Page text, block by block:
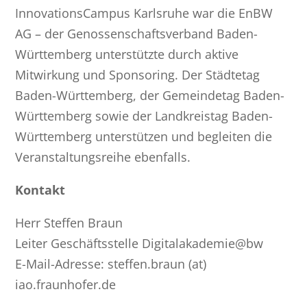
InnovationsCampus Karlsruhe war die EnBW
AG – der Genossenschaftsverband Baden-
Württemberg unterstützte durch aktive
Mitwirkung und Sponsoring. Der Städtetag
Baden-Württemberg, der Gemeindetag Baden-
Württemberg sowie der Landkreistag Baden-
Württemberg unterstützen und begleiten die
Veranstaltungsreihe ebenfalls.
Kontakt
Herr Steffen Braun
Leiter Geschäftsstelle Digitalakademie@bw
E-Mail-Adresse: steffen.braun (at)
iao.fraunhofer.de